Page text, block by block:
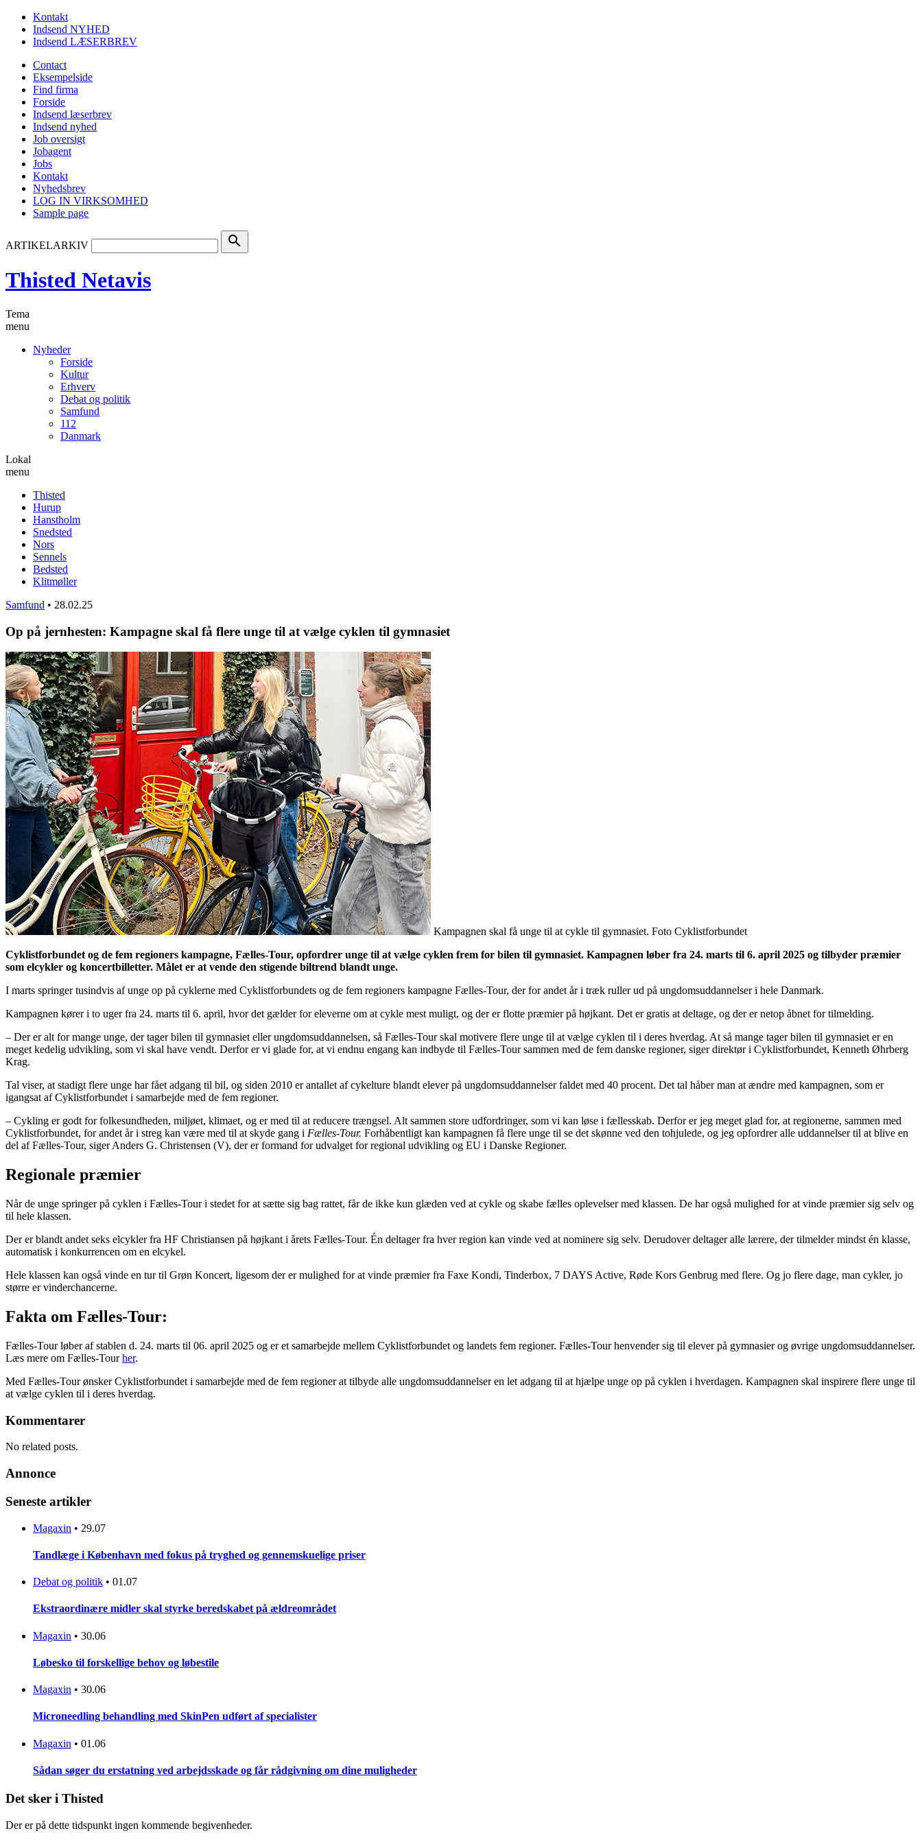
Kontakt
Indsend NYHED
Indsend LÆSERBREV
Contact
Eksempelside
Find firma
Forside
Indsend læserbrev
Indsend nyhed
Job oversigt
Jobagent
Jobs
Kontakt
Nyhedsbrev
LOG IN VIRKSOMHED
Sample page
ARTIKELARKIV search
Thisted Netavis
Tema
menu
Nyheder
Forside
Kultur
Erhverv
Debat og politik
Samfund
112
Danmark
Lokal
menu
Thisted
Hurup
Hanstholm
Snedsted
Nors
Sennels
Bedsted
Klitmøller
Samfund • 28.02.25
Op på jernhesten: Kampagne skal få flere unge til at vælge cyklen til gymnasiet
Kampagnen skal få unge til at cykle til gymnasiet. Foto Cyklistforbundet
Cyklistforbundet og de fem regioners kampagne, Fælles-Tour, opfordrer unge til at vælge cyklen frem for bilen til gymnasiet. Kampagnen løber fra 24. marts til 6. april 2025 og tilbyder præmier
som elcykler og koncertbilletter. Målet er at vende den stigende biltrend blandt unge.
I marts springer tusindvis af unge op på cyklerne med Cyklistforbundets og de fem regioners kampagne Fælles-Tour, der for andet år i træk ruller ud på ungdomsuddannelser i hele Danmark.
Kampagnen kører i to uger fra 24. marts til 6. april, hvor det gælder for eleverne om at cykle mest muligt, og der er flotte præmier på højkant. Det er gratis at deltage, og der er netop åbnet for tilmelding.
– Der er alt for mange unge, der tager bilen til gymnasiet eller ungdomsuddannelsen, så Fælles-Tour skal motivere flere unge til at vælge cyklen til i deres hverdag. At så mange tager bilen til gymnasiet er en
meget kedelig udvikling, som vi skal have vendt. Derfor er vi glade for, at vi endnu engang kan indbyde til Fælles-Tour sammen med de fem danske regioner, siger direktør i Cyklistforbundet, Kenneth Øhrberg
Krag.
Tal viser, at stadigt flere unge har fået adgang til bil, og siden 2010 er antallet af cykelture blandt elever på ungdomsuddannelser faldet med 40 procent. Det tal håber man at ændre med kampagnen, som er
igangsat af Cyklistforbundet i samarbejde med de fem regioner.
– Cykling er godt for folkesundheden, miljøet, klimaet, og er med til at reducere trængsel. Alt sammen store udfordringer, som vi kan løse i fællesskab. Derfor er jeg meget glad for, at regionerne, sammen med
Cyklistforbundet, for andet år i streg kan være med til at skyde gang i Fælles-Tour. Forhåbentligt kan kampagnen få flere unge til se det skønne ved den tohjulede, og jeg opfordrer alle uddannelser til at blive en
del af Fælles-Tour, siger Anders G. Christensen (V), der er formand for udvalget for regional udvikling og EU i Danske Regioner.
Regionale præmier
Når de unge springer på cyklen i Fælles-Tour i stedet for at sætte sig bag rattet, får de ikke kun glæden ved at cykle og skabe fælles oplevelser med klassen. De har også mulighed for at vinde præmier sig selv og
til hele klassen.
Der er blandt andet seks elcykler fra HF Christiansen på højkant i årets Fælles-Tour. Én deltager fra hver region kan vinde ved at nominere sig selv. Derudover deltager alle lærere, der tilmelder mindst én klasse,
automatisk i konkurrencen om en elcykel.
Hele klassen kan også vinde en tur til Grøn Koncert, ligesom der er mulighed for at vinde præmier fra Faxe Kondi, Tinderbox, 7 DAYS Active, Røde Kors Genbrug med flere. Og jo flere dage, man cykler, jo
større er vinderchancerne.
Fakta om Fælles-Tour:
Fælles-Tour løber af stablen d. 24. marts til 06. april 2025 og er et samarbejde mellem Cyklistforbundet og landets fem regioner. Fælles-Tour henvender sig til elever på gymnasier og øvrige ungdomsuddannelser.
Læs mere om Fælles-Tourher.
Med Fælles-Tour ønsker Cyklistforbundet i samarbejde med de fem regioner at tilbyde alle ungdomsuddannelser en let adgang til at hjælpe unge op på cyklen i hverdagen. Kampagnen skal inspirere flere unge til
at vælge cyklen til i deres hverdag.
Kommentarer
No related posts.
Annonce
Seneste artikler
Magaxin • 29.07
Tandlæge i København med fokus på tryghed og gennemskuelige priser
Debat og politik • 01.07
Ekstraordinære midler skal styrke beredskabet på ældreområdet
Magaxin • 30.06
Løbesko til forskellige behov og løbestile
Magaxin • 30.06
Microneedling behandling med SkinPen udført af specialister
Magaxin • 01.06
Sådan søger du erstatning ved arbejdsskade og får rådgivning om dine muligheder
Det sker i Thisted
Der er på dette tidspunkt ingen kommende begivenheder.